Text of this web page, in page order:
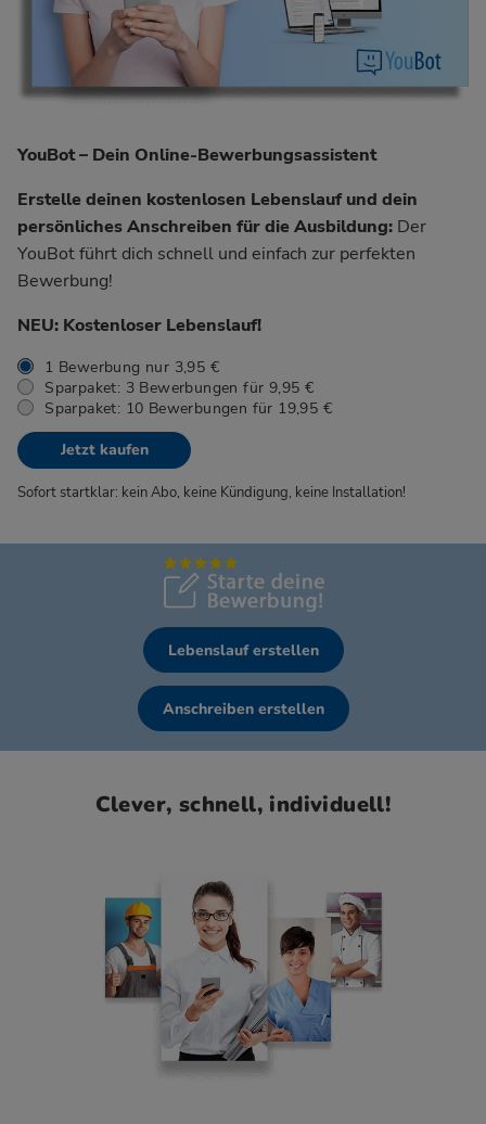
YouBot – Dein Online-Bewerbungsassistent
Erstelle deinen kostenlosen Lebenslauf und dein
persönliches Anschreiben für die Ausbildung: Der
YouBot führt dich schnell und einfach zur perfekten
Bewerbung!
NEU: Kostenloser Lebenslauf!
1 Bewerbung nur 3,95 €
Sparpaket: 3 Bewerbungen für 9,95 €
Sparpaket: 10 Bewerbungen für 19,95 €
Jetzt kaufen
Sofort startklar: kein Abo, keine Kündigung, keine Installation!
Lebenslauf erstellen
Anschreiben erstellen
Clever, schnell, individuell!